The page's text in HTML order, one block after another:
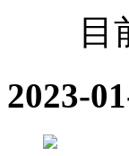
目
2023-